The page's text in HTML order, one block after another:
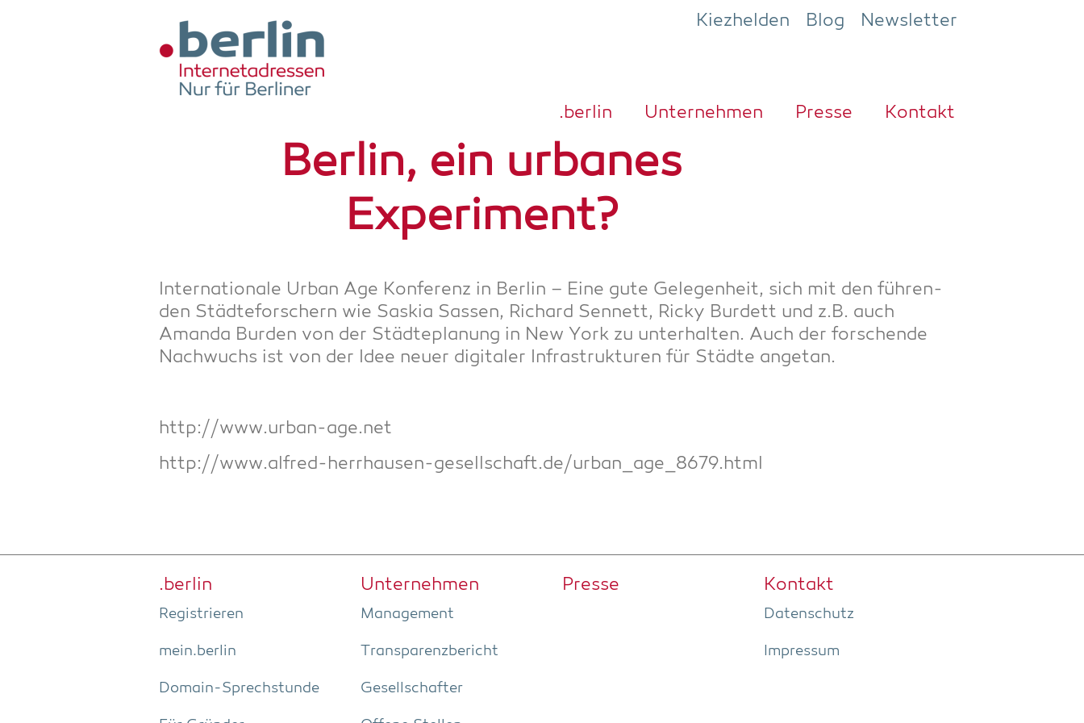
Zum Hauptinhalt springen Kiezhelden Blog Newsletter
.ber­lin Unter­neh­men Pres­se Kon­takt
Ber­lin, ein urba­nes
Experiment?
Inter­na­tio­na­le Urban Age Kon­fe­renz in Ber­lin – Eine gute Gele­gen­heit, sich mit den füh­ren­
den Städ­te­for­schern wie Saskia Sas­sen, Richard Sen­nett, Ricky Bur­dett und z.B. auch
Aman­da Bur­den von der Städ­te­pla­nung in New York zu unter­hal­ten. Auch der for­schen­de
Nach­wuchs ist von der Idee neu­er digi­ta­ler Infra­struk­tu­ren für Städ­te angetan.
http://www.urban-age.net
http://www.alfred-herrhausen-gesellschaft.de/urban_age_8679.html
.ber­lin
Regis­trie­ren
mein.berlin
Domain-Sprech­stun­de
Unter­neh­men
Manage­ment
Trans­pa­renz­be­richt
Gesell­schaf­ter
Pres­se Kon­takt
Daten­schutz
Impres­sum